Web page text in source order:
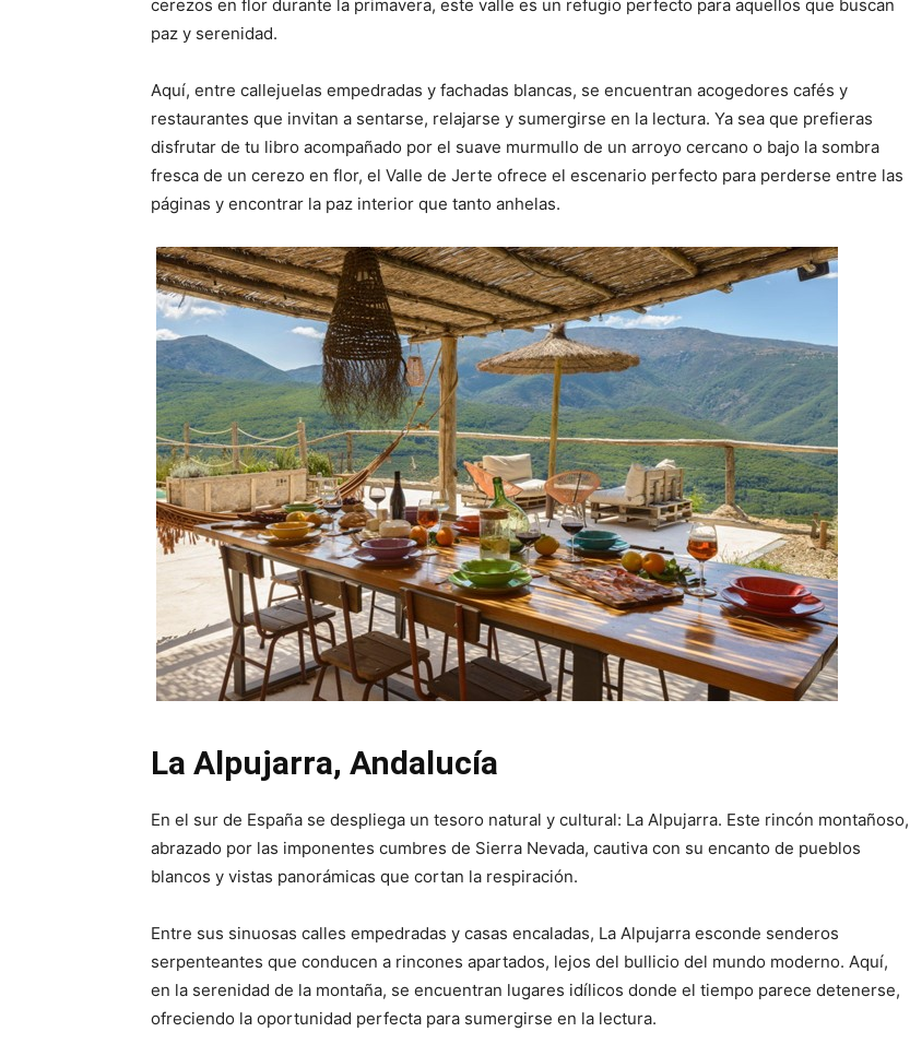
cerezos en flor durante la primavera, este valle es un refugio perfecto para aquellos que buscan
paz y serenidad.
Aquí, entre callejuelas empedradas y fachadas blancas, se encuentran acogedores cafés y
restaurantes que invitan a sentarse, relajarse y sumergirse en la lectura. Ya sea que prefieras
disfrutar de tu libro acompañado por el suave murmullo de un arroyo cercano o bajo la sombra
fresca de un cerezo en flor, el Valle de Jerte ofrece el escenario perfecto para perderse entre las
páginas y encontrar la paz interior que tanto anhelas.
La Alpujarra, Andalucía
En el sur de España se despliega un tesoro natural y cultural: La Alpujarra. Este rincón montañoso,
abrazado por las imponentes cumbres de Sierra Nevada, cautiva con su encanto de pueblos
blancos y vistas panorámicas que cortan la respiración.
Entre sus sinuosas calles empedradas y casas encaladas, La Alpujarra esconde senderos
serpenteantes que conducen a rincones apartados, lejos del bullicio del mundo moderno. Aquí,
en la serenidad de la montaña, se encuentran lugares idílicos donde el tiempo parece detenerse,
ofreciendo la oportunidad perfecta para sumergirse en la lectura.